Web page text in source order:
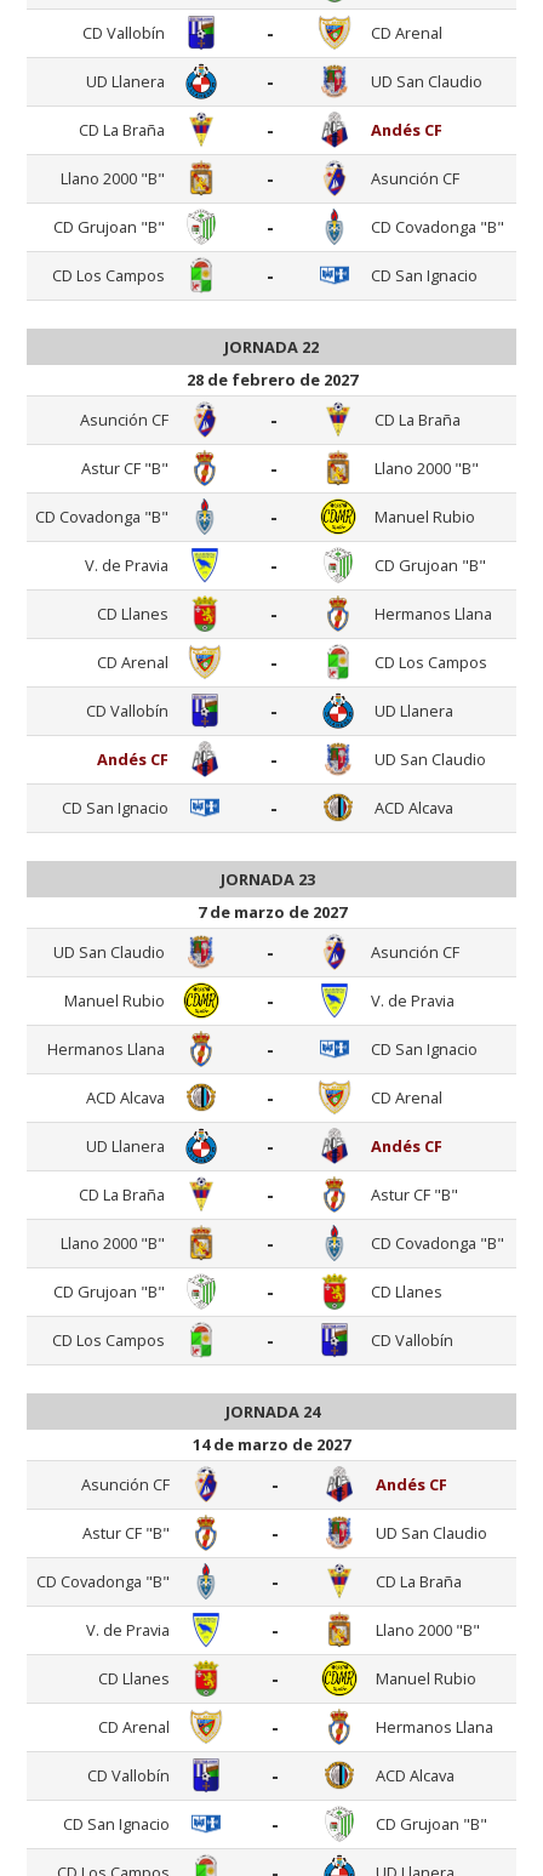
CD Vallobín - CD Arenal
UD Llanera - UD San Claudio
CD La Braña - Andés CF
Llano 2000 "B" - Asunción CF
CD Grujoan "B" - CD Covadonga "B"
CD Los Campos - CD San Ignacio
JORNADA 22
28 de febrero de 2027
Asunción CF
- CD La Braña
Astur CF "B" - Llano 2000 "B"
CD Covadonga "B" - Manuel Rubio
V. de Pravia - CD Grujoan "B"
CD Llanes - Hermanos Llana
CD Arenal - CD Los Campos
CD Vallobín - UD Llanera
Andés CF - UD San Claudio
CD San Ignacio - ACD Alcava
JORNADA 23
7 de marzo de 2027
UD San Claudio
- Asunción CF
Manuel Rubio - V. de Pravia
Hermanos Llana - CD San Ignacio
ACD Alcava - CD Arenal
UD Llanera - Andés CF
CD La Braña - Astur CF "B"
Llano 2000 "B" - CD Covadonga "B"
CD Grujoan "B" - CD Llanes
CD Los Campos - CD Vallobín
JORNADA 24
14 de marzo de 2027
Asunción CF
- Andés CF
Astur CF "B" - UD San Claudio
CD Covadonga "B" - CD La Braña
V. de Pravia - Llano 2000 "B"
CD Llanes - Manuel Rubio
CD Arenal - Hermanos Llana
CD Vallobín - ACD Alcava
CD San Ignacio - CD Grujoan "B"